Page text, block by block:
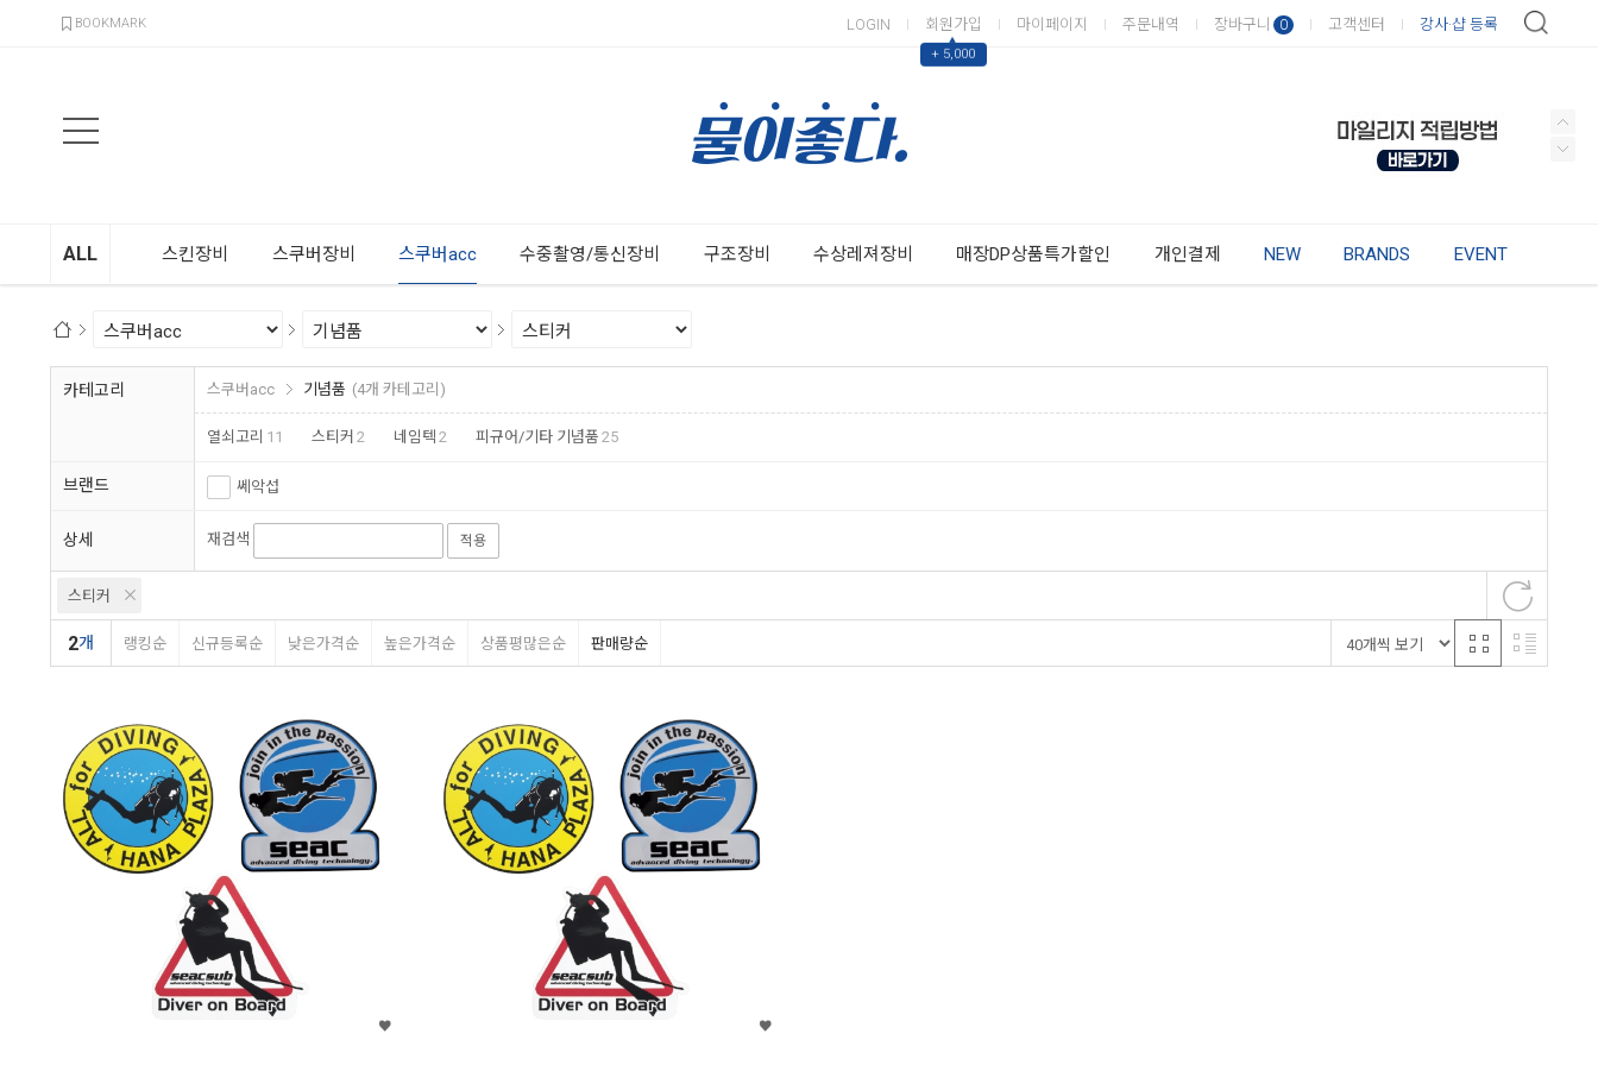
BOOKMARK LOGIN 회원가입
▲
+ 5,000
마이페이지 주문내역 장바구니 0 고객센터 강사·샵 등록
ALL 스킨장비 스쿠버장비 스쿠버acc 수중촬영/통신장비 구조장비 수상레져장비 매장DP상품특가할인 개인결제 NEW BRANDS EVENT
카테고리 스쿠버acc 기념품 (4개 카테고리)
열쇠고리 11 스티커 2 네임텍 2 피규어/기타 기념품 25
브랜드 쎄악섭
상세 재검색 적용
스티커
2개 랭킹순 신규등록순 낮은가격순 높은가격순 상품평많은순 판매량순